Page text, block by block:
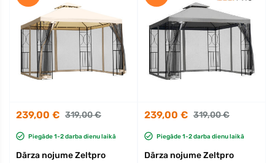
239,00 € 319,00 €
Piegāde 1-2 darba dienu laikā
Dārza nojume Zeltpro
239,00 € 319,00 €
Piegāde 1-2 darba dienu laikā
Dārza nojume Zeltpro